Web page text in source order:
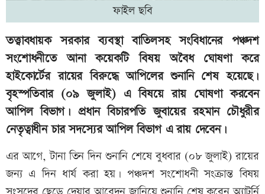
ফাইল ছবি
তত্ত্বাবধায়ক সরকার ব্যবস্থা বাতিলসহ সংবিধানের পঞ্চদশ
সংশোধনীতে আনা কয়েকটি বিষয় অবৈধ ঘোষণা করে
হাইকোর্টের রায়ের বিরুদ্ধে আপিলের শুনানি শেষ হয়েছে।
বৃহস্পতিবার (০৯ জুলাই) এ বিষয়ে রায় ঘোষণা করবেন
আপিল বিভাগ। প্রধান বিচারপতি জুবায়ের রহমান চৌধুরীর
নেতৃত্বাধীন চার সদস্যের আপিল বিভাগ এ রায় দেবেন।
এর আগে, টানা তিন দিন শুনানি শেষে বুধবার (০৮ জুলাই) রায়ের
জন্য এ দিন ধার্য করা হয়। পঞ্চদশ সংশোধনী সংক্রান্ত বিষয়